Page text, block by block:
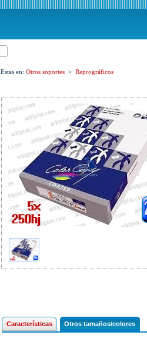
Estas en: Otros soportes > Reprográficos
Características Otros tamaños/colores